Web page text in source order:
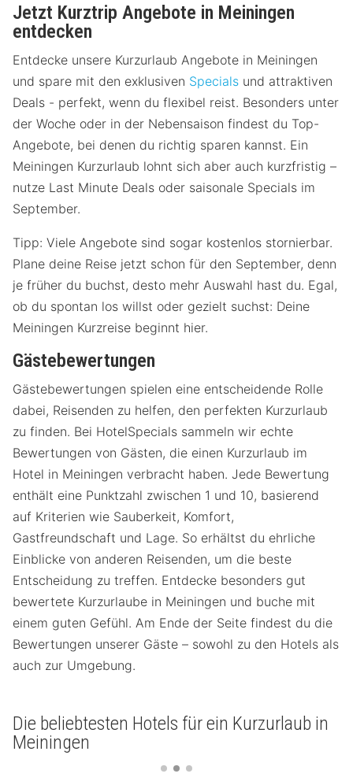
Jetzt Kurztrip Angebote in Meiningen
entdecken
Entdecke unsere Kurzurlaub Angebote in Meiningen
und spare mit den exklusiven Specials und attraktiven
Deals - perfekt, wenn du flexibel reist. Besonders unter
der Woche oder in der Nebensaison findest du Top-
Angebote, bei denen du richtig sparen kannst. Ein
Meiningen Kurzurlaub lohnt sich aber auch kurzfristig –
nutze Last Minute Deals oder saisonale Specials im
September.
Tipp: Viele Angebote sind sogar kostenlos stornierbar.
Plane deine Reise jetzt schon für den September, denn
je früher du buchst, desto mehr Auswahl hast du. Egal,
ob du spontan los willst oder gezielt suchst: Deine
Meiningen Kurzreise beginnt hier.
Gästebewertungen
Gästebewertungen spielen eine entscheidende Rolle
dabei, Reisenden zu helfen, den perfekten Kurzurlaub
zu finden. Bei HotelSpecials sammeln wir echte
Bewertungen von Gästen, die einen Kurzurlaub im
Hotel in Meiningen verbracht haben. Jede Bewertung
enthält eine Punktzahl zwischen 1 und 10, basierend
auf Kriterien wie Sauberkeit, Komfort,
Gastfreundschaft und Lage. So erhältst du ehrliche
Einblicke von anderen Reisenden, um die beste
Entscheidung zu treffen. Entdecke besonders gut
bewertete Kurzurlaube in Meiningen und buche mit
einem guten Gefühl. Am Ende der Seite findest du die
Bewertungen unserer Gäste – sowohl zu den Hotels als
auch zur Umgebung.
Die beliebtesten Hotels für ein Kurzurlaub in
Meiningen